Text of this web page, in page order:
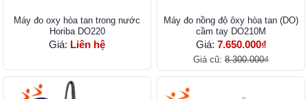
Máy đo oxy hòa tan trong nước
Horiba DO220
Giá: Liên hệ
Máy đo nồng độ ôxy hòa tan (DO)
cầm tay DO210M
Giá: 7.650.000₫
Giá cũ: 8.300.000₫